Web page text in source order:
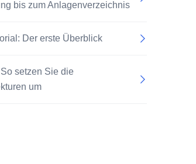
bis zum Anlagenverzeichnis
Der erste Überblick
setzen Sie die
um